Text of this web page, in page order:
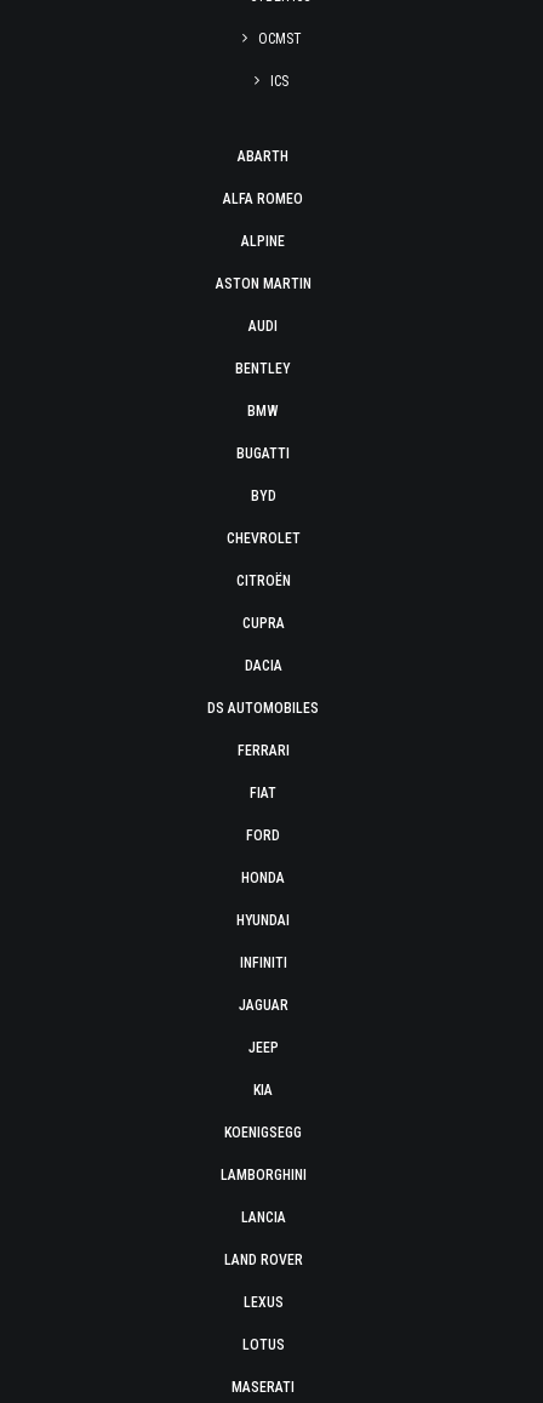
OCMST
ICS
ABARTH
ALFA ROMEO
ALPINE
ASTON MARTIN
AUDI
BENTLEY
BMW
BUGATTI
BYD
CHEVROLET
CITROËN
CUPRA
DACIA
DS AUTOMOBILES
FERRARI
FIAT
FORD
HONDA
HYUNDAI
INFINITI
JAGUAR
JEEP
KIA
KOENIGSEGG
LAMBORGHINI
LANCIA
LAND ROVER
LEXUS
LOTUS
MASERATI